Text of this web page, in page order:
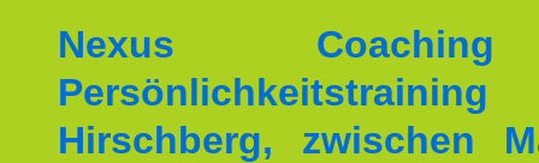
Nexus
Hirschberg, zwischen